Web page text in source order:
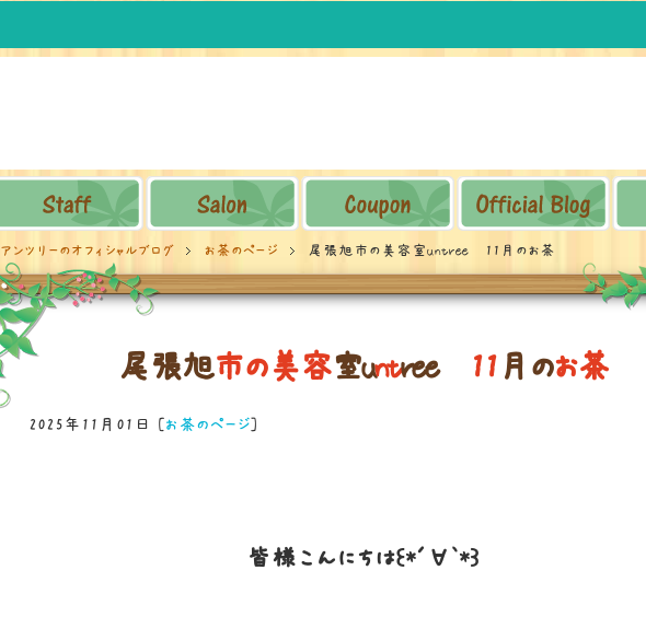
アンツリーのオフィシャルブログ お茶のページ 尾張旭市の美容室untree 11月のお茶
尾張旭市の美容室untree 11月 のお茶
2025年11月01日 [お茶のページ]
皆様こんにちは꒰*´∀`*꒱